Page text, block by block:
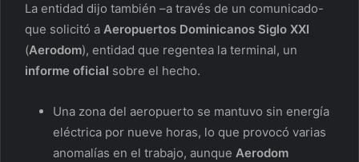
La entidad dijo también –a través de un comunicado-
que solicitó a Aeropuertos Dominicanos Siglo XXI
(Aerodom), entidad que regentea la terminal, un
informe oficial sobre el hecho.
Una zona del aeropuerto se mantuvo sin energía
eléctrica por nueve horas, lo que provocó varias
anomalías en el trabajo, aunque Aerodom